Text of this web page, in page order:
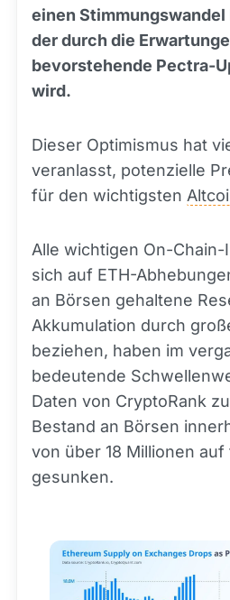
einen
der durch die
bevorstehende Pectra-
wird.
Dieser Optimismus hat
veranlasst, potenzielle
für den wichtigsten
Alle wichtigen On-
sich auf ETH-
an Börsen gehaltene
Akkumulation durch
beziehen, haben im
bedeutende
Daten von CryptoRank
Bestand an Börsen
von über 18 Millionen auf
gesunken.